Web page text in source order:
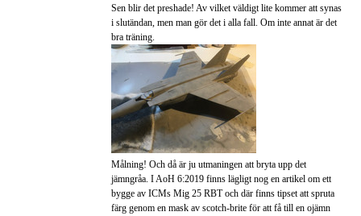
Sen blir det preshade! Av vilket väldigt lite kommer att synas
i slutändan, men man gör det i alla fall. Om inte annat är det
bra träning.
Målning! Och då är ju utmaningen att bryta upp det
jämngråa. I AoH 6:2019 finns lägligt nog en artikel om ett
bygge av ICMs Mig 25 RBT och där finns tipset att spruta
färg genom en mask av scotch-brite för att få till en ojämn